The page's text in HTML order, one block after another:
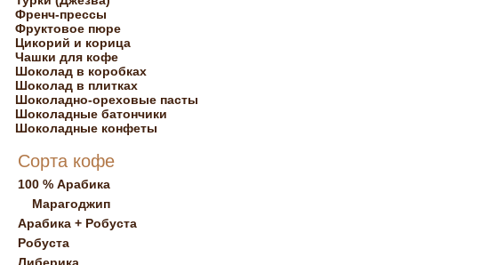
Френч-прессы
Фруктовое пюре
Цикорий и корица
Чашки для кофе
Шоколад в коробках
Шоколад в плитках
Шоколадно-ореховые пасты
Шоколадные батончики
Шоколадные конфеты
Сорта кофе
100 % Арабика
Марагоджип
Арабика + Робуста
Робуста